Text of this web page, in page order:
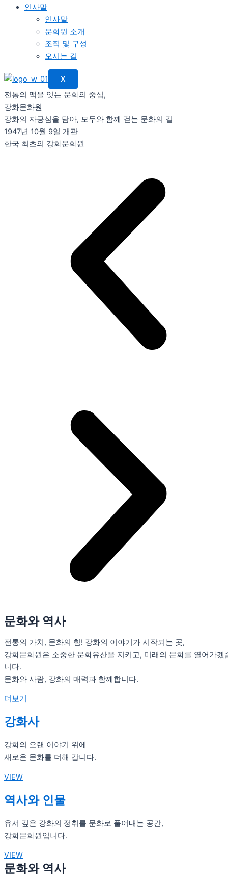
인사말
인사말
문화원 소개
조직 및 구성
오시는 길
X
전통의 맥을 잇는 문화의 중심,
강화문화원
강화의 자긍심을 담아, 모두와 함께 걷는 문화의 길
1947년 10월 9일 개관
한국 최초의 강화문화원
문화와 역사
전통의 가치, 문화의 힘! 강화의 이야기가 시작되는 곳,
강화문화원은 소중한 문화유산을 지키고, 미래의 문화를 열어가겠
니다.
문화와 사람, 강화의 매력과 함께합니다.
더보기
강화사
강화의 오랜 이야기 위에
새로운 문화를 더해 갑니다.
VIEW
역사와 인물
유서 깊은 강화의 정취를 문화로 풀어내는 공간,
강화문화원입니다.
VIEW
문화와 역사